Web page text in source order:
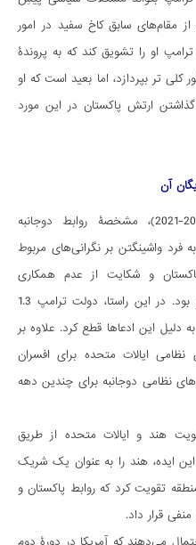
مقام‌های سابق کاخ سفید در امور
او را تشویق کند که به پروندۀ
تر بپردازد، اما بعید است که او
ارتش پاکستان در این مورد
آن
در دوران ریاست‌جمهوری ترامپ (2017-2021)، مشخصۀ روابط دوجانبه
فرد واشینگتن بر نگرانی‌های مربوط
و شکایت از عدم همکاری
اسلام‌آباد در برخورد با طالبان افغانستان بود. در این راستا، دولت ترامپ 1.3
دلیل این ادعاها قطع کرد. علاوه بر
نظامی ایالات متحده برای افسران
نظامی دوجانبه برای چندین دهه
هند و ایالات متحده از طریق
ایده، هند را به عنوان یک شریک
تقویت کرد که روابط پاکستان و
قرار داد.
می‌دهند که آمریکا در دورۀ دوم